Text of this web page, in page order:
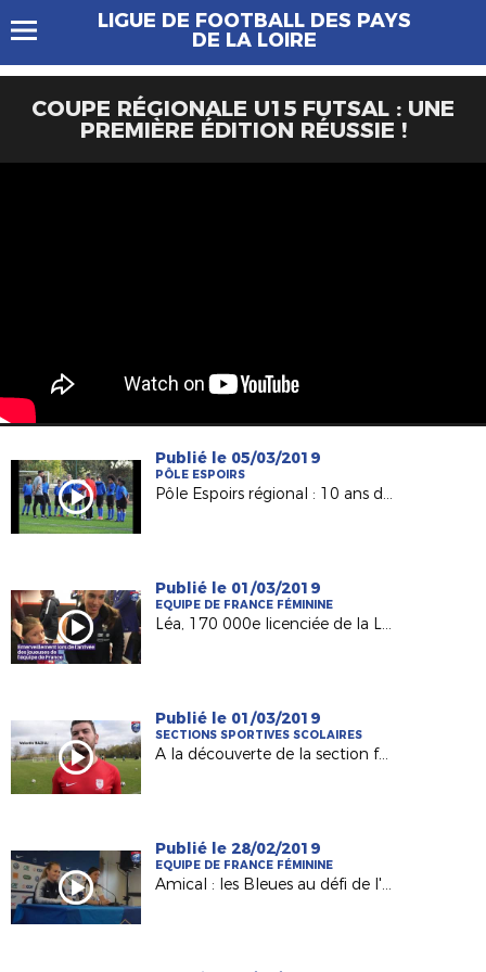
LIGUE DE FOOTBALL DES PAYS
DE LA LOIRE
COUPE RÉGIONALE U15 FUTSAL : UNE
PREMIÈRE ÉDITION RÉUSSIE !
Publié le 05/03/2019
PÔLE ESPOIRS
Pôle Espoirs régional : 10 ans déjà ! Présentation...
Publié le 01/03/2019
EQUIPE DE FRANCE FÉMININE
Léa, 170 000e licenciée de la Ligue, au coup d'envoi de France-Allemagne !
Publié le 01/03/2019
SECTIONS SPORTIVES SCOLAIRES
A la découverte de la section féminine d'Ambroise Paré (Laval)
Publié le 28/02/2019
EQUIPE DE FRANCE FÉMININE
Amical : les Bleues au défi de l'Allemagne à Laval !